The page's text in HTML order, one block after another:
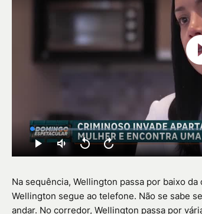
Na sequência, Wellington passa por baixo
Wellington segue ao telefone. Não se sabe
andar. No corredor, Wellington passa por